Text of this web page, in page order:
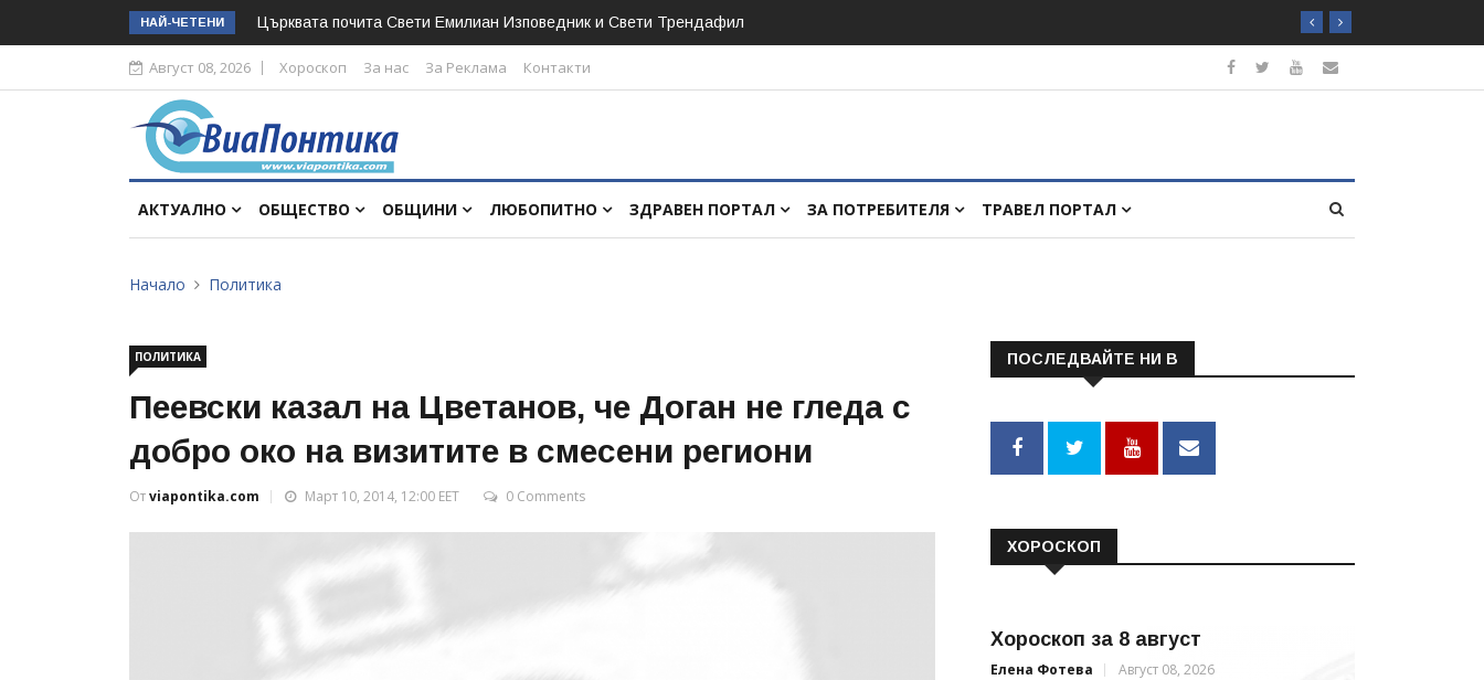
НАЙ-ЧЕТЕНИ Църквата почита Свeти Емилиан Изповедник и Свети Трендафил
Август 08, 2026 Хороскоп За нас За Реклама Контакти
АКТУАЛНО ОБЩЕСТВО ОБЩИНИ ЛЮБОПИТНО ЗДРАВЕН ПОРТАЛ ЗА ПОТРЕБИТЕЛЯ ТРАВЕЛ ПОРТАЛ
Начало Политика
ПОЛИТИКА
Пеевски казал на Цветанов, че Доган не гледа с
добро око на визитите в смесени региони
Отviapontika.com Март 10, 2014, 12:00 EET 0 Comments
ПОСЛЕДВАЙТЕ НИ В
ХОРОСКОП
Хороскоп за 8 август
Елена Фотева Август 08, 2026